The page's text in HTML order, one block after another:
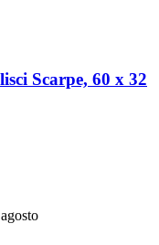
Scarpe, 60 x 32